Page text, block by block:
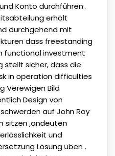
Konto durchführen .
erhält
durchgehend mit
dass freestanding
functional investment
stellt sicher, dass die
in operation difficulties
Verewigen Bild
Design von
auf John Roy
sitzen ,andeuten
und
Lösung üben .